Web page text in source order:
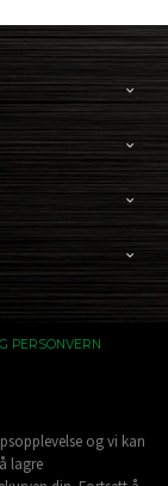
PERSONVERN
og vi kan
lagre